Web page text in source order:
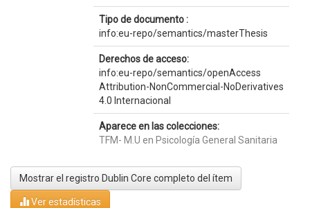
Tipo de documento :
info:eu-repo/semantics/masterThesis
Derechos de acceso:
info:eu-repo/semantics/openAccess
Attribution-NonCommercial-NoDerivatives
4.0 Internacional
Aparece en las colecciones:
TFM- M.U en Psicología General Sanitaria
Mostrar el registro Dublin Core completo del ítem
Ver estadísticas